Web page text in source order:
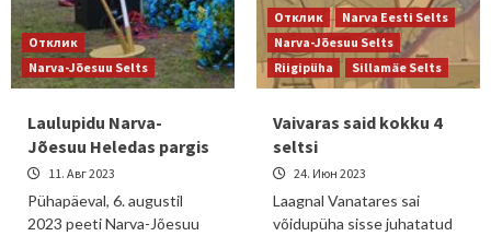
Отклик
Narva-Jõesuu Selts
Laulupidu Narva-
Jõesuu Heledas pargis
11. Авг 2023
Pühapäeval, 6. augustil
2023 peeti Narva-Jõesuu
Отклик
Narva Eesti Selts
Narva-Jõesuu Selts
Riigipüha
Sillamäe Selts
Vaivaras said kokku 4
seltsi
24. Июн 2023
Laagnal Vanatares sai
võidupüha sisse juhatatud